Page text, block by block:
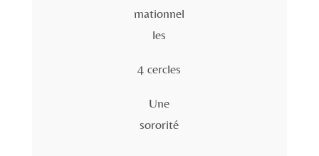
mationnel
les
4 cercles
Une
sororité